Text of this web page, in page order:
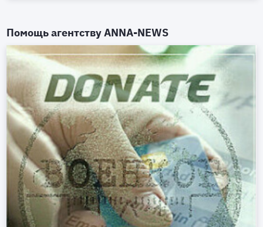
Помощь агентствуANNA-NEWS